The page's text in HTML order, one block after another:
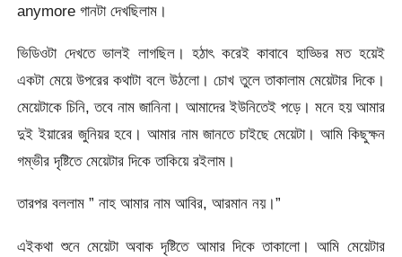
anymore গানটা দেখছিলাম।
ভিডিওটা দেখতে ভালই লাগছিল। হঠাৎ করেই কাবাবে হাড্ডির মত হয়েই
একটা মেয়ে উপরের কথাটা বলে উঠলো। চোখ তুলে তাকালাম মেয়েটার দিকে।
মেয়েটাকে চিনি, তবে নাম জানিনা। আমাদের ইউনিতেই পড়ে। মনে হয় আমার
দুই ইয়ারের জুনিয়র হবে। আমার নাম জানতে চাইছে মেয়েটা। আমি কিছুক্ষন
গম্ভীর দৃষ্টিতে মেয়েটার দিকে তাকিয়ে রইলাম।
তারপর বললাম ” নাহ আমার নাম আবির, আরমান নয়।”
এইকথা শুনে মেয়েটা অবাক দৃষ্টিতে আমার দিকে তাকালো। আমি মেয়েটার